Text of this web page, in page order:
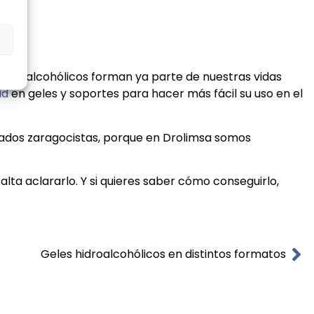
forman ya parte de nuestras vidas
en geles y soportes para hacer más fácil su uso en el
zaragocistas, porque en Drolimsa somos
aclararlo. Y si quieres saber cómo conseguirlo,
Geles hidroalcohólicos en distintos formatos